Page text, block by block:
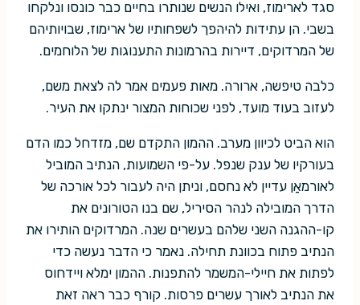
סגד לארימוז, ואילו הנשים שנותרו בחיים כבר כונסו ונלקחו
בשבי. הן עתידות להיהפך לשפחותיו של ארימוז, שבויותיהם
של המרדוקים, דיירות בהרמונות התענוגות של הלוחמים.
כלבה טיפשה, ארורה. מאות פעמים אמר לה לצאת משם,
לעזוב בעוד מועד, לפני שכוחות המצור ינתקו את העיר.
הוא הביט לכיוון מערב. ההמון התקדם שם, מזדחל כמו הדם
בעורקיו של ענק שנפל. על-פי השמועות, הנתיב המוביל
לאורמאַן עדיין לא נחסם, וניתן היה לעבור לכל אורכה של
הדרך המובילה לנהר הסיריל, שם בנו הטורונים את
קו-ההגנה השני שלהם בעשרים שנה. המרדוקים הותירו את
הנתיב פתוח בכוונת תחילה. נאמר כי הדבר נעשה כדי
לפתות את חיילי-המשמר להתפנות. ההמון ימלא ויידחוס
את הנתיב לאורך עשרים פרסות. קורף כבר ראה זאת